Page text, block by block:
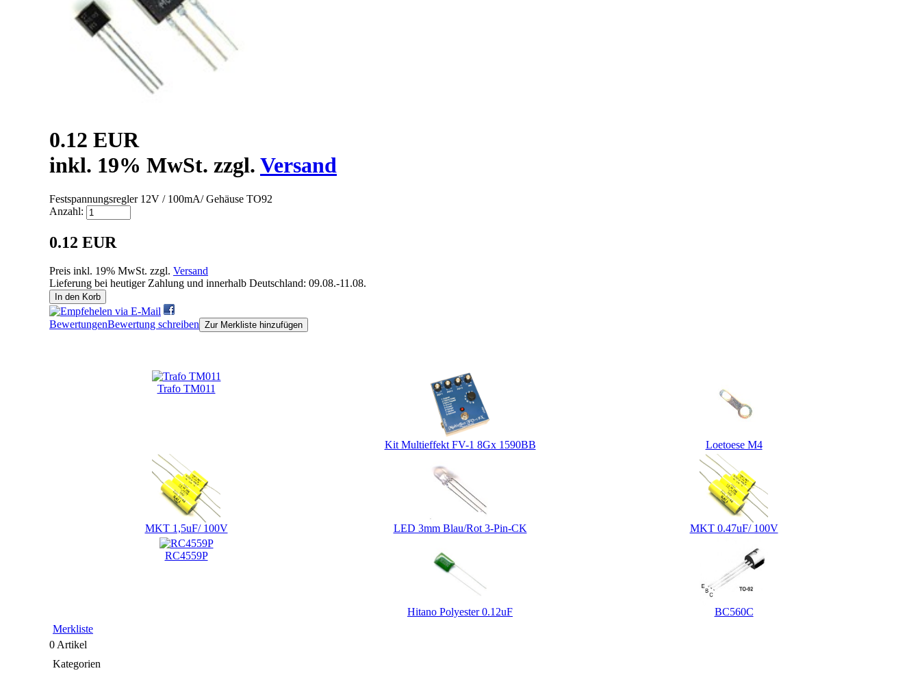
0.12 EUR
inkl. 19% MwSt. zzgl. Versand
Festspannungsregler 12V / 100mA/ Gehäuse TO92
Anzahl:
0.12 EUR
Preis inkl. 19% MwSt. zzgl. Versand
Lieferung bei heutiger Zahlung und innerhalb Deutschland: 09.08.-11.08.
In den Korb
BewertungenBewertung schreiben Zur Merkliste hinzufügen
Trafo TM011
Kit Multieffekt FV-1 8Gx 1590BB Loetoese M4
MKT 1,5uF/ 100V LED 3mm Blau/Rot 3-Pin-CK MKT 0.47uF/ 100V
RC4559P
Hitano Polyester 0.12uF
BC560C
Merkliste
0 Artikel
Kategorien